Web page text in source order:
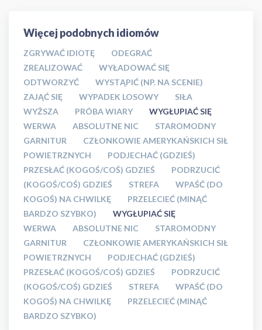
Więcej podobnych idiomów
ZGRYWAĆ IDIOTĘ
ODEGRAĆ
ZREALIZOWAĆ
WYŁADOWAĆ SIĘ
ODTWORZYĆ
WYSTĄPIĆ (NP. NA SCENIE)
ZAJĄĆ SIĘ
WYPADEK LOSOWY
SIŁA
WYŻSZA
PRÓBA WIARY
WYGŁUPIAĆ SIĘ
WERWA
ABSOLUTNE NIC
STAROMODNY
GARNITUR
CZŁONKOWIE AMERYKAŃSKICH SIŁ
POWIETRZNYCH
PODJECHAĆ (GDZIEŚ)
PRZESŁAĆ (KOGOŚ/COŚ) GDZIEŚ
PODRZUCIĆ
(KOGOŚ/COŚ) GDZIEŚ
STREFA
WPAŚĆ (DO
KOGOŚ) NA CHWILKĘ
PRZELECIEĆ (MINĄĆ
BARDZO SZYBKO)
WYGŁUPIAĆ SIĘ
WERWA
ABSOLUTNE NIC
STAROMODNY
GARNITUR
CZŁONKOWIE AMERYKAŃSKICH SIŁ
POWIETRZNYCH
PODJECHAĆ (GDZIEŚ)
PRZESŁAĆ (KOGOŚ/COŚ) GDZIEŚ
PODRZUCIĆ
(KOGOŚ/COŚ) GDZIEŚ
STREFA
WPAŚĆ (DO
KOGOŚ) NA CHWILKĘ
PRZELECIEĆ (MINĄĆ
BARDZO SZYBKO)